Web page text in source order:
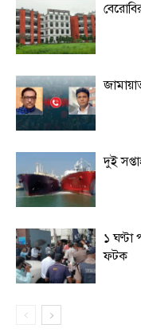
দুই
১ ঘণ্টা
ফটক